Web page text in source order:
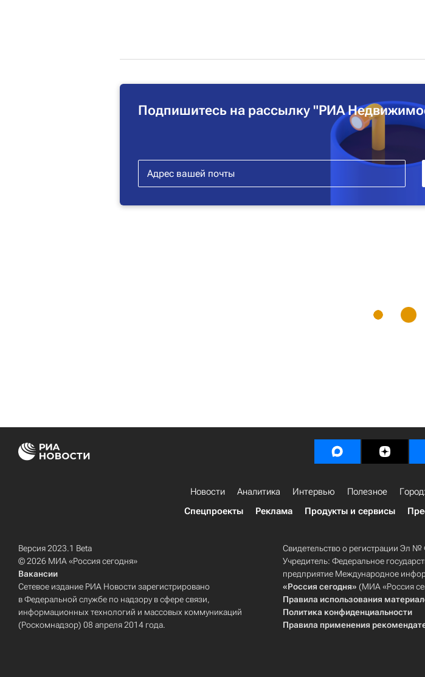
Подпишитесь на рассылку "РИА
Новости Аналитика Интервью Полезное
Спецпроекты
Реклама Продукты и сервисы
Версия 2023.1 Beta
© 2026 МИА «Россия сегодня»
Вакансии
Сетевое издание РИА Новости зарегистрировано
в Федеральной службе по надзору в сфере связи,
информационных технологий и массовых коммуникаций
(Роскомнадзор) 08 апреля 2014 года.
Свидетельство о регистрации Эл
Учредитель: Федеральное
предприятие Международное
«Россия сегодня» (МИА «Россия
Правила использования
Политика конфиденциальности
Правила применения